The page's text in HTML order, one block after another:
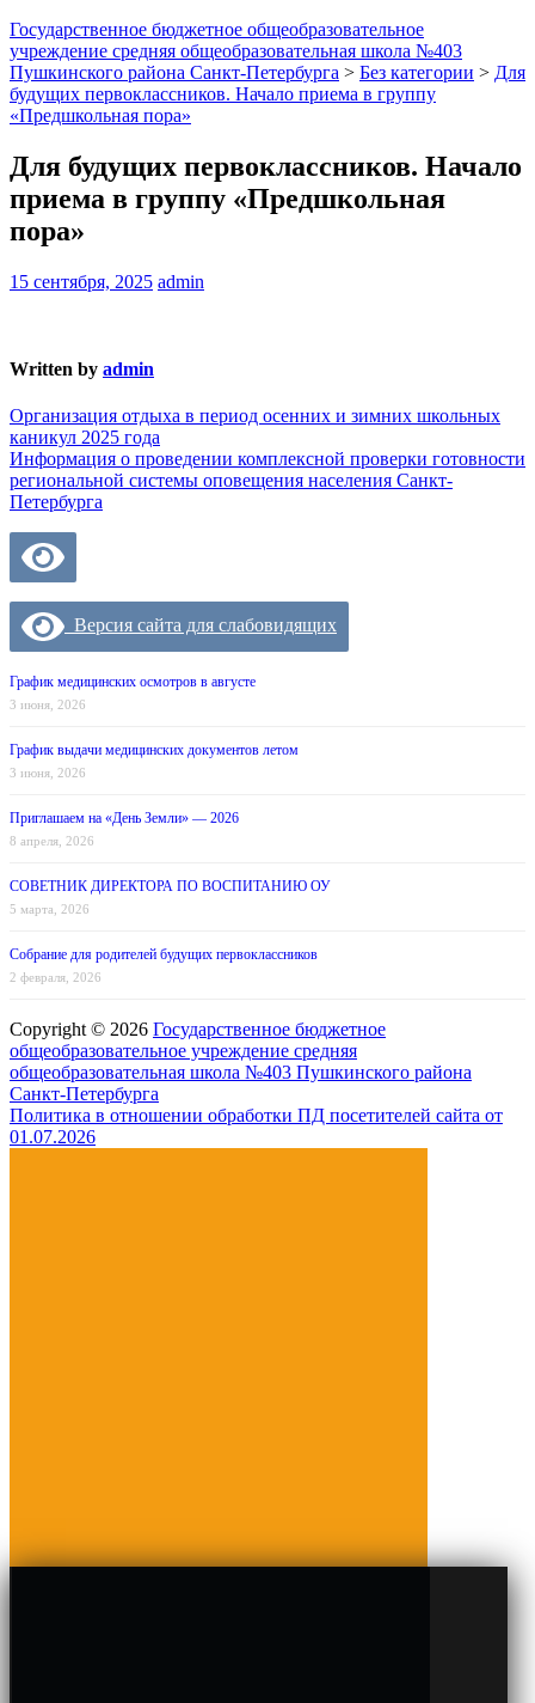
Государственное бюджетное общеобразовательное
учреждение средняя общеобразовательная школа №403
Пушкинского района Санкт-Петербурга > Без категории > Для
будущих первоклассников. Начало приема в группу
«Предшкольная пора»
Для будущих первоклассников. Начало
приема в группу «Предшкольная
пора»
15 сентября, 2025 admin
Written by admin
Навигация
по
записям
Организация отдыха в период осенних и зимних школьных
каникул 2025 года
Информация о проведении комплексной проверки готовности
региональной системы оповещения населения Санкт-
Петербурга
Версия сайта для слабовидящих
График медицинских осмотров в августе
3 июня, 2026
График выдачи медицинских документов летом
3 июня, 2026
Приглашаем на «День Земли» — 2026
8 апреля, 2026
СОВЕТНИК ДИРЕКТОРА ПО ВОСПИТАНИЮ ОУ
5 марта, 2026
Собрание для родителей будущих первоклассников
2 февраля, 2026
Copyright © 2026 Государственное бюджетное
общеобразовательное учреждение средняя
общеобразовательная школа №403 Пушкинского района
Санкт-Петербурга
Политика в отношении обработки ПД посетителей сайта от
01.07.2026